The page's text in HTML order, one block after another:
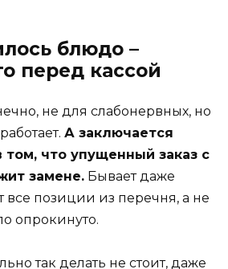
блюдо –
перед кассой
не для слабонервных, но
А заключается
что упущенный заказ с
замене. Бывает даже
все позиции из перечня, а не
опрокинуто.
так делать не стоит, даже